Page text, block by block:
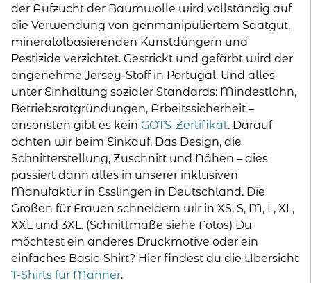
der Aufzucht der Baumwolle wird vollständig auf
die Verwendung von genmanipuliertem Saatgut,
mineralölbasierenden Kunstdüngern und
Pestizide verzichtet. Gestrickt und gefärbt wird der
angenehme Jersey-Stoff in Portugal. Und alles
unter Einhaltung sozialer Standards: Mindestlohn,
Betriebsratgründungen, Arbeitssicherheit –
ansonsten gibt es kein GOTS-Zertifikat. Darauf
achten wir beim Einkauf. Das Design, die
Schnitterstellung, Zuschnitt und Nähen – dies
passiert dann alles in unserer inklusiven
Manufaktur in Esslingen in Deutschland. Die
Größen für Frauen schneidern wir in XS, S, M, L, XL,
XXL und 3XL. (Schnittmaße siehe Fotos) Du
möchtest ein anderes Druckmotive oder ein
einfaches Basic-Shirt? Hier findest du die Übersicht
T-Shirts für Männer.